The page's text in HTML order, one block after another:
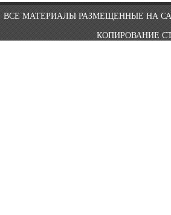
ВСЕ МАТЕРИАЛЫ РАЗМЕЩЕННЫЕ НА
КОПИРОВАНИЕ